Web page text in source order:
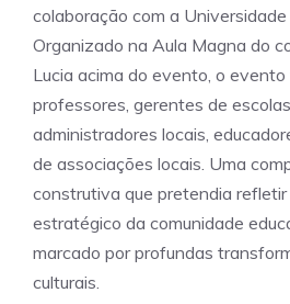
colaboração com a
Organizado na Aula Magna do
Lucia acima do evento, o
professores, gerentes de
administradores locais,
de associações locais. Uma
construtiva que pretendia refletir
estratégico da comunidade
marcado por profundas
culturais.